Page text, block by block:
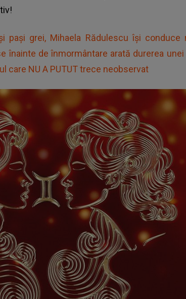
pași grei, Mihaela Rădulescu își conduce
înainte de înmormântare arată durerea
care NU A PUTUT trece neobservat